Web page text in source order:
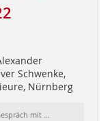
Schwenke,
Nürnberg
mit ...